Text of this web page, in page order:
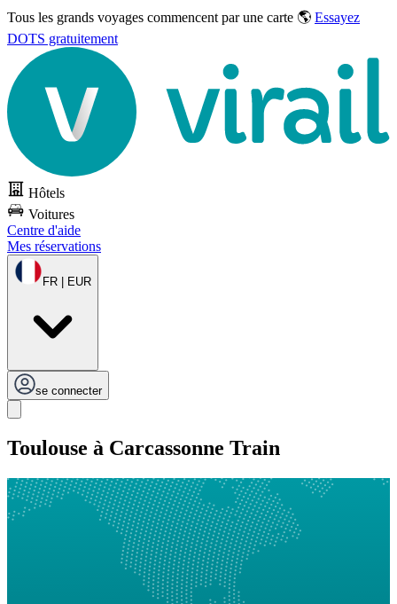
Tous les grands voyages commencent par une carte 🌎 Essayez
DOTS gratuitement
Hôtels
Voitures
Centre d'aide
Mes réservations
FR | EUR
se connecter
Toulouse à Carcassonne Train